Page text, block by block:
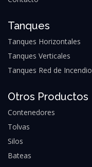
Tanques
Tanques Horizontales
Tanques Verticales
Tanques Red de Incendio
Otros Productos
Contenedores
Tolvas
Silos
Bateas